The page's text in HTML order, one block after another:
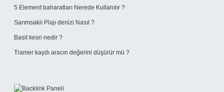
5 Element baharatları Nerede Kullanılır ?
Sarımsaklı Plajı denizi Nasıl ?
Basit kesri nedir ?
Tramer kaydı aracın değerini düşürür mü ?